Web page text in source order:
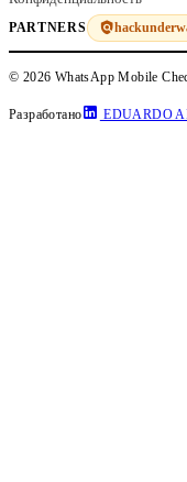
PARTNERS
© 2026 WhatsApp Mobile
Разработано EDUARDO